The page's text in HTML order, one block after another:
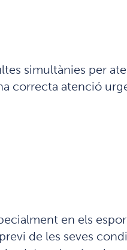
simultànies per
correcta atenció
en els
de les seves